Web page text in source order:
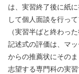
は、実習終了後に紙
して個人面談を行っ
（実習半ばと終わっ
記述式の評価は、マ
からの推薦状にその
志望する専門科の実